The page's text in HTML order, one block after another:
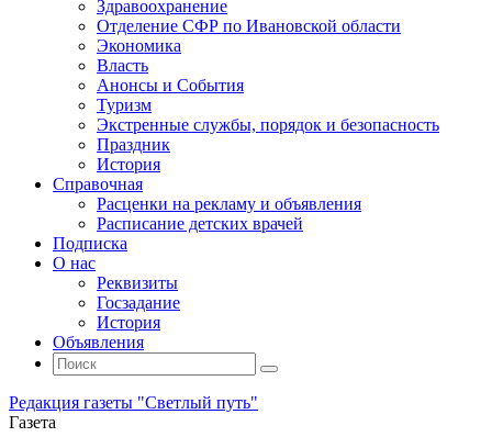
Здравоохранение
Отделение СФР по Ивановской области
Экономика
Власть
Анонсы и События
Туризм
Экстренные службы, порядок и безопасность
Праздник
История
Справочная
Расценки на рекламу и объявления
Расписание детских врачей
Подписка
О нас
Реквизиты
Госзадание
История
Объявления
Поиск
Искать:
Поиск
Редакция газеты "Светлый путь"
Газета